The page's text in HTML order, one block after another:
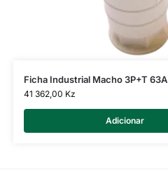
Ficha Industrial Macho 3P+T 63A
41 362,00 Kz
Adicionar